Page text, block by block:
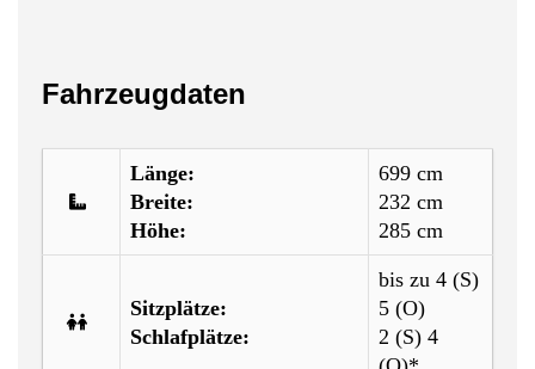
Fahrzeugdaten
Länge:
Breite:
Höhe:
699 cm
232 cm
285 cm
Sitzplätze:
Schlafplätze:
bis zu 4 (S)
5 (O)
2 (S) 4